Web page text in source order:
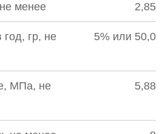
менее 2,85
год, гр, не
5% или 50,0
МПа, не
5,88